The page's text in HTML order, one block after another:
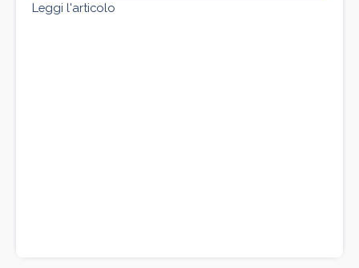
Leggi l'articolo